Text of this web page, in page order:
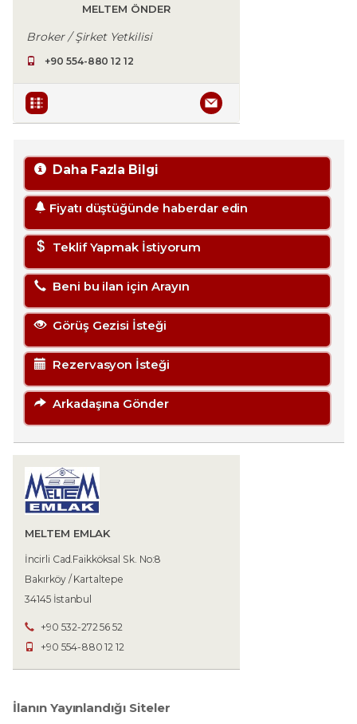
MELTEM ÖNDER
Broker / Şirket Yetkilisi
+90 554-880 12 12
Daha Fazla Bilgi
Fiyatı düştüğünde haberdar edin
Teklif Yapmak İstiyorum
Beni bu ilan için Arayın
Görüş Gezisi İsteği
Rezervasyon İsteği
Arkadaşına Gönder
MELTEM EMLAK
İncirli Cad.Faikköksal Sk. No:8
Bakırköy / Kartaltepe
34145 İstanbul
+90 532-272 56 52
+90 554-880 12 12
İlanın Yayınlandığı Siteler